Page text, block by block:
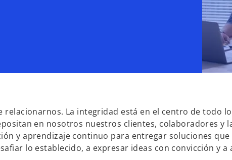
La integridad está en el centro de todo
en nosotros nuestros clientes, colaboradores y
y aprendizaje continuo para entregar soluciones
lo establecido, a expresar ideas con convicción y